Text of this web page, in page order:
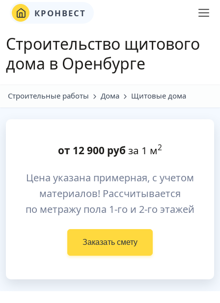
КРОНВЕСТ
Строительство щитового
дома в Оренбурге
Строительные работы Дома Щитовые дома
от 12 900 руб за 1 м2
Цена указана примерная, с учетом
материалов! Рассчитывается
по метражу пола 1-го и 2-го этажей
Заказать смету